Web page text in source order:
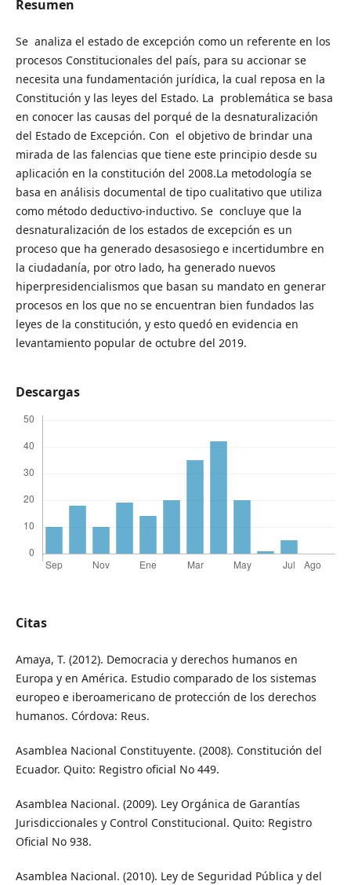
Resumen
Se analiza el estado de excepción como un referente en los
procesos Constitucionales del país, para su accionar se
necesita una fundamentación jurídica, la cual reposa en la
Constitución y las leyes del Estado. La problemática se basa
en conocer las causas del porqué de la desnaturalización
del Estado de Excepción. Con el objetivo de brindar una
mirada de las falencias que tiene este principio desde su
aplicación en la constitución del 2008.La metodología se
basa en análisis documental de tipo cualitativo que utiliza
como método deductivo-inductivo. Se concluye que la
desnaturalización de los estados de excepción es un
proceso que ha generado desasosiego e incertidumbre en
la ciudadanía, por otro lado, ha generado nuevos
hiperpresidencialismos que basan su mandato en generar
procesos en los que no se encuentran bien fundados las
leyes de la constitución, y esto quedó en evidencia en
levantamiento popular de octubre del 2019.
Descargas
Citas
Amaya, T. (2012). Democracia y derechos humanos en
Europa y en América. Estudio comparado de los sistemas
europeo e iberoamericano de protección de los derechos
humanos. Córdova: Reus.
Asamblea Nacional Constituyente. (2008). Constitución del
Ecuador. Quito: Registro oficial No 449.
Asamblea Nacional. (2009). Ley Orgánica de Garantías
Jurisdiccionales y Control Constitucional. Quito: Registro
Oficial No 938.
Asamblea Nacional. (2010). Ley de Seguridad Pública y del